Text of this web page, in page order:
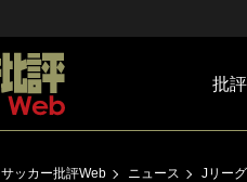
批評
サッカー批評Web ニュース
Jリー